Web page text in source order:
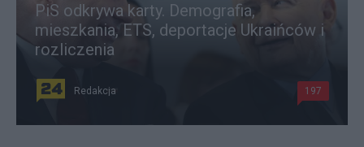
PiS odkrywa karty. Demografia,
mieszkania, ETS, deportacje Ukraińców i
rozliczenia
Redakcja 197